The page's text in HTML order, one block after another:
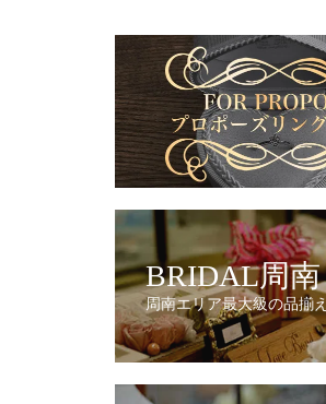
BRIDAL周南
周南エリア最大級の品揃え